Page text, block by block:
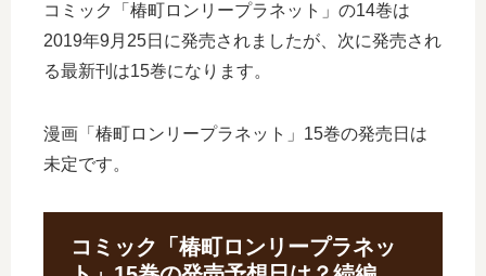
コミック「椿町ロンリープラネット」の14巻は
2019年9月25日に発売されましたが、次に発売され
る最新刊は15巻になります。
漫画「椿町ロンリープラネット」15巻の発売日は
未定です。
コミック「椿町ロンリープラネッ